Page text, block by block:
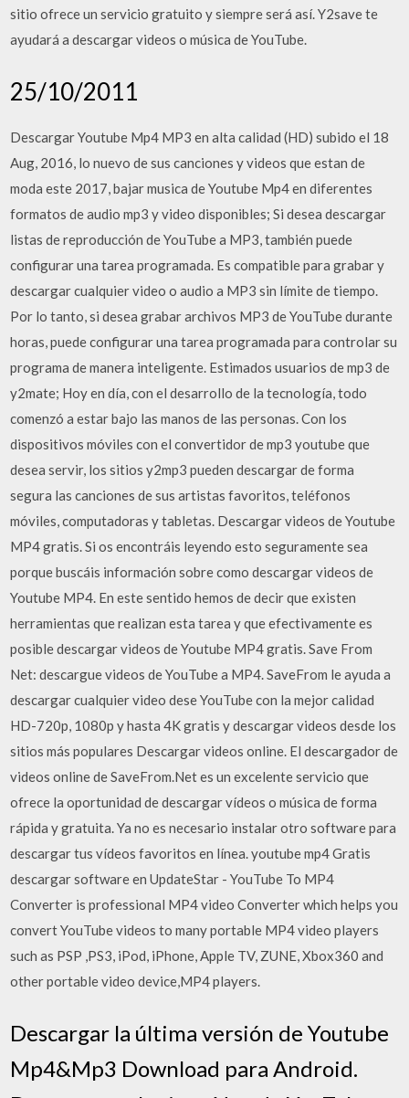
sitio ofrece un servicio gratuito y siempre será así. Y2save te
ayudará a descargar videos o música de YouTube.
25/10/2011
Descargar Youtube Mp4 MP3 en alta calidad (HD) subido el 18
Aug, 2016, lo nuevo de sus canciones y videos que estan de
moda este 2017, bajar musica de Youtube Mp4 en diferentes
formatos de audio mp3 y video disponibles; Si desea descargar
listas de reproducción de YouTube a MP3, también puede
configurar una tarea programada. Es compatible para grabar y
descargar cualquier video o audio a MP3 sin límite de tiempo.
Por lo tanto, si desea grabar archivos MP3 de YouTube durante
horas, puede configurar una tarea programada para controlar su
programa de manera inteligente. Estimados usuarios de mp3 de
y2mate; Hoy en día, con el desarrollo de la tecnología, todo
comenzó a estar bajo las manos de las personas. Con los
dispositivos móviles con el convertidor de mp3 youtube que
desea servir, los sitios y2mp3 pueden descargar de forma
segura las canciones de sus artistas favoritos, teléfonos
móviles, computadoras y tabletas. Descargar videos de Youtube
MP4 gratis. Si os encontráis leyendo esto seguramente sea
porque buscáis información sobre como descargar videos de
Youtube MP4. En este sentido hemos de decir que existen
herramientas que realizan esta tarea y que efectivamente es
posible descargar videos de Youtube MP4 gratis. Save From
Net: descargue videos de YouTube a MP4. SaveFrom le ayuda a
descargar cualquier video dese YouTube con la mejor calidad
HD-720p, 1080p y hasta 4K gratis y descargar videos desde los
sitios más populares Descargar videos online. El descargador de
videos online de SaveFrom.Net es un excelente servicio que
ofrece la oportunidad de descargar vídeos o música de forma
rápida y gratuita. Ya no es necesario instalar otro software para
descargar tus vídeos favoritos en línea. youtube mp4 Gratis
descargar software en UpdateStar - YouTube To MP4
Converter is professional MP4 video Converter which helps you
convert YouTube videos to many portable MP4 video players
such as PSP ,PS3, iPod, iPhone, Apple TV, ZUNE, Xbox360 and
other portable video device,MP4 players.
Descargar la última versión de Youtube
Mp4&Mp3 Download para Android.